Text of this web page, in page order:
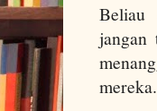
Beliau
jangan
mereka.